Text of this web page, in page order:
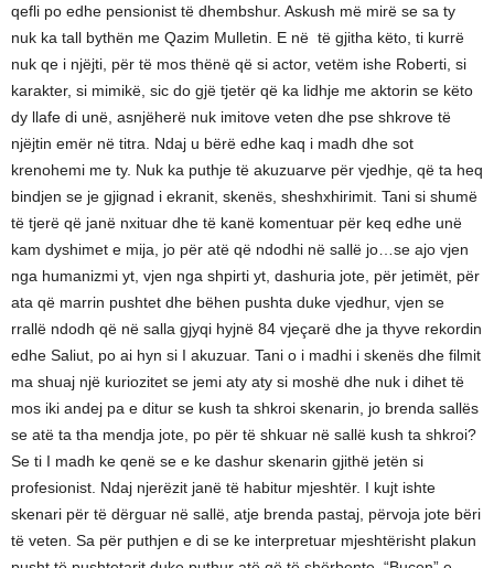
qefli po edhe pensionist të dhembshur. Askush më mirë se sa ty
nuk ka tall bythën me Qazim Mulletin. E në të gjitha këto, ti kurrë
nuk qe i njëjti, për të mos thënë që si actor, vetëm ishe Roberti, si
karakter, si mimikë, sic do gjë tjetër që ka lidhje me aktorin se këto
dy llafe di unë, asnjëherë nuk imitove veten dhe pse shkrove të
njëjtin emër në titra. Ndaj u bërë edhe kaq i madh dhe sot
krenohemi me ty. Nuk ka puthje të akuzuarve për vjedhje, që ta heq
bindjen se je gjignad i ekranit, skenës, sheshxhirimit. Tani si shumë
të tjerë që janë nxituar dhe të kanë komentuar për keq edhe unë
kam dyshimet e mija, jo për atë që ndodhi në sallë jo…se ajo vjen
nga humanizmi yt, vjen nga shpirti yt, dashuria jote, për jetimët, për
ata që marrin pushtet dhe bëhen pushta duke vjedhur, vjen se
rrallë ndodh që në salla gjyqi hyjnë 84 vjeçarë dhe ja thyve rekordin
edhe Saliut, po ai hyn si I akuzuar. Tani o i madhi i skenës dhe filmit
ma shuaj një kuriozitet se jemi aty aty si moshë dhe nuk i dihet të
mos iki andej pa e ditur se kush ta shkroi skenarin, jo brenda sallës
se atë ta tha mendja jote, po për të shkuar në sallë kush ta shkroi?
Se ti I madh ke qenë se e ke dashur skenarin gjithë jetën si
profesionist. Ndaj njerëzit janë të habitur mjeshtër. I kujt ishte
skenari për të dërguar në sallë, atje brenda pastaj, përvoja jote bëri
të veten. Sa për puthjen e di se ke interpretuar mjeshtërisht plakun